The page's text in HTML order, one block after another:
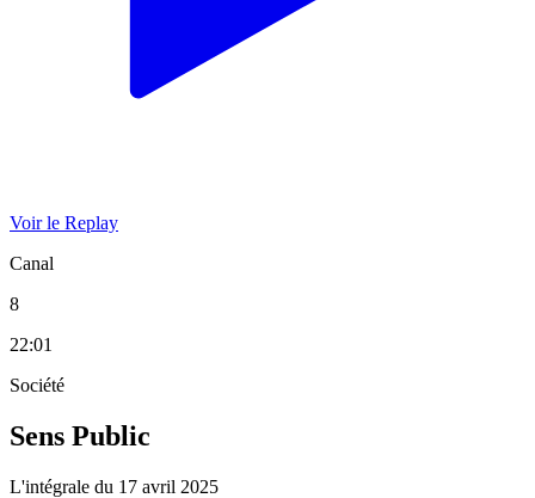
Voir le Replay
Canal
8
22:01
Société
Sens Public
L'intégrale du 17 avril 2025